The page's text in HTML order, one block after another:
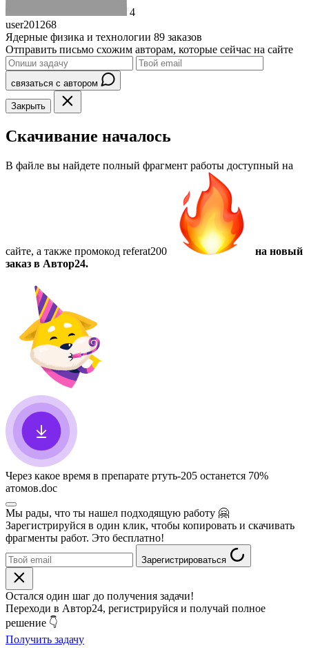
4
user201268
Ядерные физика и технологии 89 заказов
Отправить письмо схожим авторам, которые сейчас на сайте
связаться с автором
Закрыть
Скачивание началось
В файле вы найдете полный фрагмент работы доступный на
сайте, а также промокод referat200
на новый
заказ в Автор24.
Через какое время в препарате ртуть-205 останется 70%
атомов.doc
Мы рады, что ты нашел подходящую работу 🤗
Зарегистрируйся в один клик, чтобы копировать и скачивать
фрагменты работ. Это бесплатно!
Зарегистрироваться
Остался один шаг до получения задачи!
Переходи в Автор24, регистрируйся и получай полное
решение 👇
Получить задачу